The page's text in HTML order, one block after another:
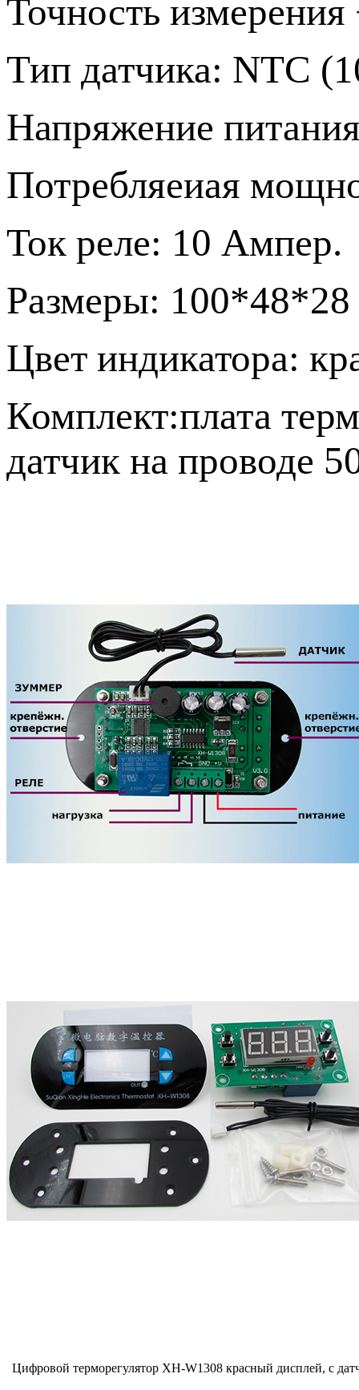
Точность измерения
Тип датчика: NTC
Напряжение
Потребляеиая
Ток реле: 10 Ампер.
Размеры:
Цвет индикатора:
Комплект:плата
датчик на проводе
Цифровой терморегулятор XH-W1308 красный дисплей, с